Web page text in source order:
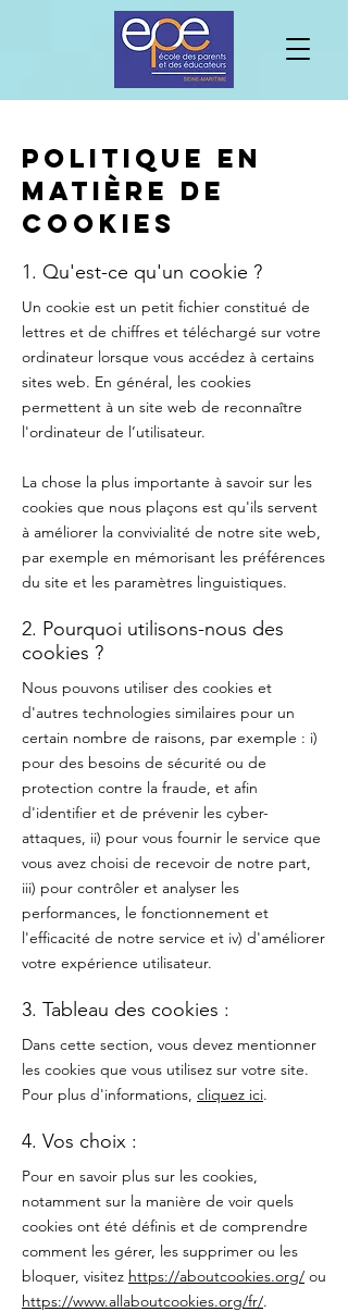
Politique en
matière de
cookies
1. Qu'est-ce qu'un cookie ?
Un cookie est un petit fichier constitué de
lettres et de chiffres et téléchargé sur votre
ordinateur lorsque vous accédez à certains
sites web. En général, les cookies
permettent à un site web de reconnaître
l'ordinateur de l’utilisateur.
La chose la plus importante à savoir sur les
cookies que nous plaçons est qu'ils servent
à améliorer la convivialité de notre site web,
par exemple en mémorisant les préférences
du site et les paramètres linguistiques.
2. Pourquoi utilisons-nous des
cookies ?
Nous pouvons utiliser des cookies et
d'autres technologies similaires pour un
certain nombre de raisons, par exemple : i)
pour des besoins de sécurité ou de
protection contre la fraude, et afin
d'identifier et de prévenir les cyber-
attaques, ii) pour vous fournir le service que
vous avez choisi de recevoir de notre part,
iii) pour contrôler et analyser les
performances, le fonctionnement et
l'efficacité de notre service et iv) d'améliorer
votre expérience utilisateur.
3. Tableau des cookies :
Dans cette section, vous devez mentionner
les cookies que vous utilisez sur votre site.
Pour plus d'informations, cliquez ici.
4. Vos choix :
Pour en savoir plus sur les cookies,
notamment sur la manière de voir quels
cookies ont été définis et de comprendre
comment les gérer, les supprimer ou les
bloquer, visitez https://aboutcookies.org/ ou
https://www.allaboutcookies.org/fr/.